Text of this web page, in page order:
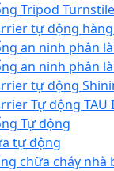
Tripod
tự động
an ninh phân
an ninh phân
tự động
Tự động TAU
Tự động
tự động
chữa cháy nhà